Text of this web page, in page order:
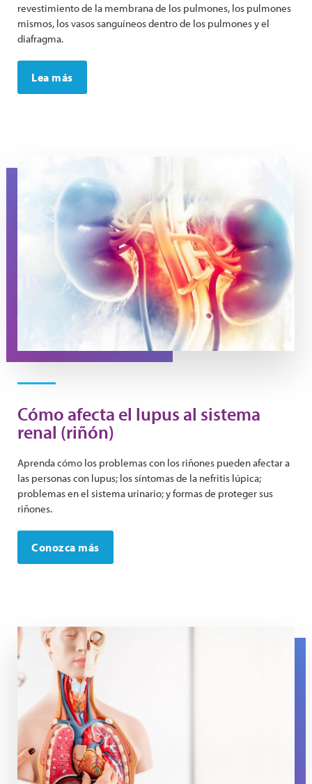
revestimiento de la membrana de los pulmones, los pulmones
mismos, los vasos sanguíneos dentro de los pulmones y el
diafragma.
Lea más
Cómo afecta el lupus al sistema
renal (riñón)
Aprenda cómo los problemas con los riñones pueden afectar a
las personas con lupus; los síntomas de la nefritis lúpica;
problemas en el sistema urinario; y formas de proteger sus
riñones.
Conozca más
An anatomical model with a person putting a hand on